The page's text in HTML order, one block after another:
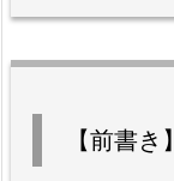
【前書き】